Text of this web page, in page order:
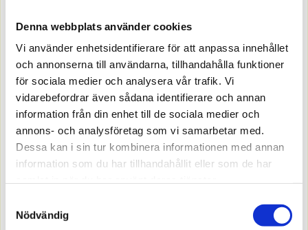
Denna webbplats använder cookies
Vi använder enhetsidentifierare för att anpassa innehållet
och annonserna till användarna, tillhandahålla funktioner
för sociala medier och analysera vår trafik. Vi
vidarebefordrar även sådana identifierare och annan
information från din enhet till de sociala medier och
annons- och analysföretag som vi samarbetar med.
Dessa kan i sin tur kombinera informationen med annan
information som du har tillhandahållit eller som de har
Nödvändig
MER INFO